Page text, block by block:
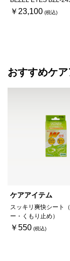
￥23,100
おすすめケ
ケアアイテム
スッキリ爽快シート
ー・くもり止め）
￥550